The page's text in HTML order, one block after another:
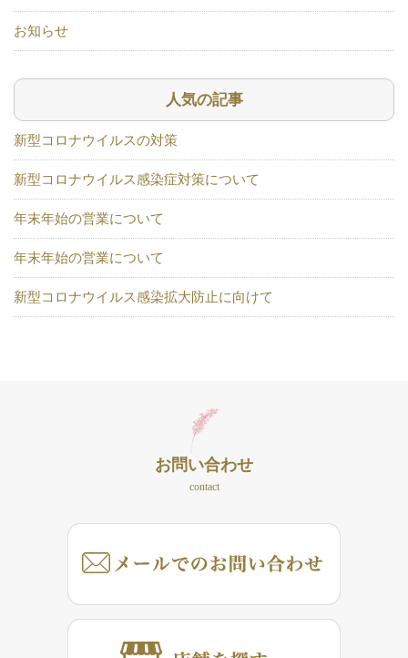
お知らせ
人気の記事
新型コロナウイルスの対策
新型コロナウイルス感染症対策について
年末年始の営業について
年末年始の営業について
新型コロナウイルス感染拡大防止に向けて
お問い合わせ
contact